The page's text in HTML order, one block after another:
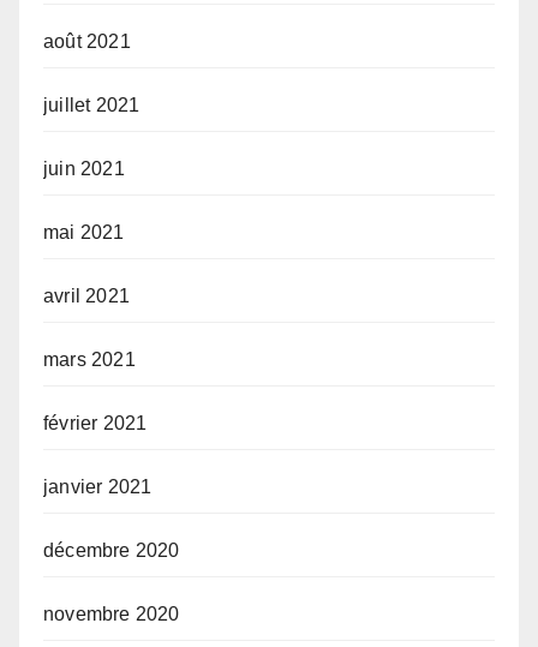
août 2021
juillet 2021
juin 2021
mai 2021
avril 2021
mars 2021
février 2021
janvier 2021
décembre 2020
novembre 2020